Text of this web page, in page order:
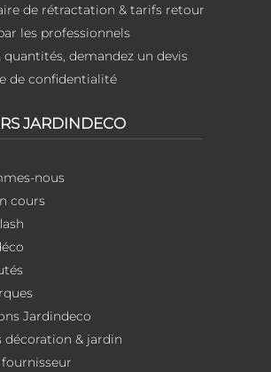
de rétractation & tarifs retour
les professionnels
quantités, demandez un devis
de confidentialité
JARDINDECO
nous
cours
Jardindeco
décoration & jardin